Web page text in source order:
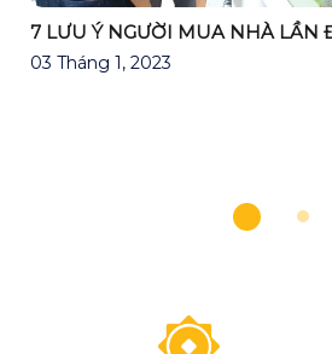
7 LƯU Ý NGƯỜI MUA NHÀ LẦN
03 Tháng 1, 2023